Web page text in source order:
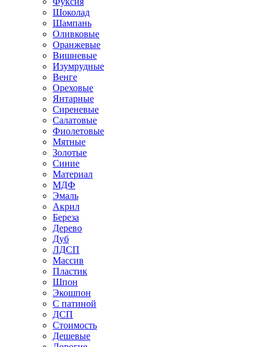
Шоколад
Шампань
Оливковые
Оранжевые
Вишневые
Изумрудные
Венге
Ореховые
Янтарные
Сиреневые
Салатовые
Фиолетовые
Мятные
Золотые
Синие
Материал
МДФ
Эмаль
Акрил
Береза
Дерево
Дуб
ЛДСП
Массив
Пластик
Шпон
Экошпон
С патиной
ДСП
Стоимость
Дешевые